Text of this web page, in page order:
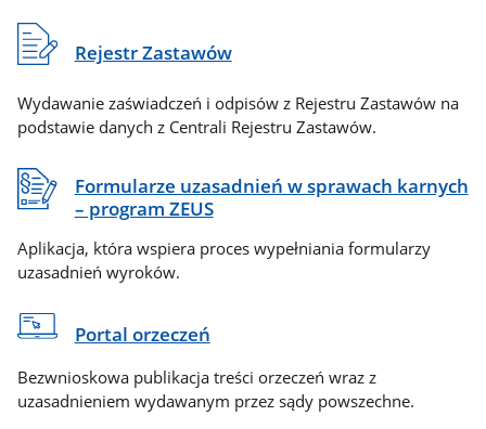
Rejestr Zastawów
Wydawanie zaświadczeń i odpisów z Rejestru Zastawów na
podstawie danych z Centrali Rejestru Zastawów.
Formularze uzasadnień w sprawach karnych
– program ZEUS
Aplikacja, która wspiera proces wypełniania formularzy
uzasadnień wyroków.
Portal orzeczeń
Bezwnioskowa publikacja treści orzeczeń wraz z
uzasadnieniem wydawanym przez sądy powszechne.